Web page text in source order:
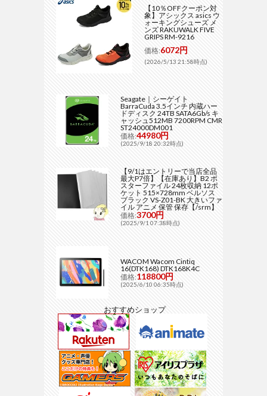
【10％OFFクーポン対
象】アシックス asics ウ
ォーキングシューズ メ
ンズ RAKUWALK FIVE
GRIPS RM-9216
価格:6072円
(2026/5/13 21:58時点)
Seagate｜シーゲイト
BarraCuda 3.5インチ 内蔵ハー
ドディスク 24TB SATA6Gb/s キ
ャッシュ512MB 7200RPM CMR
ST24000DM001
価格:44980円
(2025/9/18 20:32時点)
【9/1はエントリーで当店全品
最大P7倍】【在庫あり】B2 ポ
スターファイル 24枚収納 12ポ
ケット 515×728mm ベルソス
ブラック VS-Z01-BK 大きいファ
イル アニメ 保管 保存【/srm】
価格:3700円
(2025/9/1 07:38時点)
WACOM Wacom Cintiq
16(DTK168) DTK168K4C
価格:118800円
(2025/6/10 06:35時点)
おすすめショップ